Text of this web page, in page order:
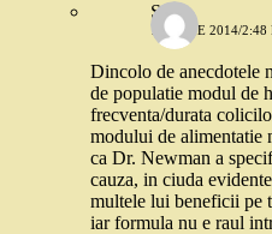
Stefi
17 IUNIE 2014/2:48
Dincolo de anecdotele
de populatie modul de
frecventa/durata
modului de alimentatie
ca Dr. Newman a
cauza, in ciuda
multele lui beneficii pe
iar formula nu e raul